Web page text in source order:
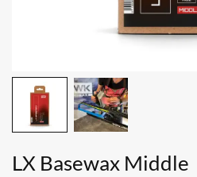
LX Basewax Middle